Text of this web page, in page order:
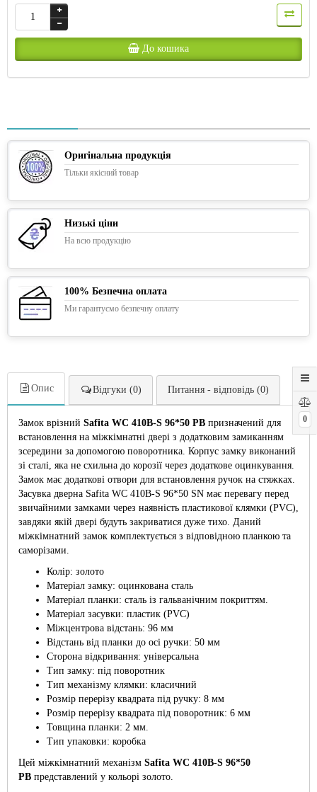
0
До кошика
Оригінальна продукція
Тільки якісний товар
Низькі ціни
На всю продукцію
100% Безпечна оплата
Ми гарантуємо безпечну оплату
Опис Відгуки (0) Питання - відповідь (0)
Замок врізний Safita WC 410B-S 96*50 PB призначений для
встановлення на міжкімнатні двері з додатковим замиканням
зсередини за допомогою поворотника. Корпус замку виконаний
зі сталі, яка не схильна до корозії через додаткове оцинкування.
Замок має додаткові отвори для встановлення ручок на стяжках.
Засувка дверна Safita WC 410B-S 96*50 SN має перевагу перед
звичайними замками через наявність пластикової клямки (PVC),
завдяки якій двері будуть закриватися дуже тихо. Даний
міжкімнатний замок комплектується з відповідною планкою та
саморізами.
Колір: золото
Матеріал замку: оцинкована сталь
Матеріал планки: сталь із гальванічним покриттям.
Матеріал засувки: пластик (PVC)
Міжцентрова відстань: 96 мм
Відстань від планки до осі ручки: 50 мм
Сторона відкривання: універсальна
Тип замку: під поворотник
Тип механізму клямки: класичний
Розмір перерізу квадрата під ручку: 8 мм
Розмір перерізу квадрата під поворотник: 6 мм
Товщина планки: 2 мм.
Тип упаковки: коробка
Цей міжкімнатний механізм Safita WC 410B-S 96*50
PB представлений у кольорі золото.